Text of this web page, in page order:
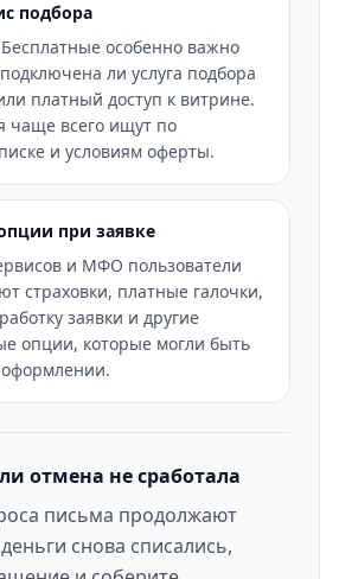
подбора
особенно важно
ли услуга подбора
платный доступ к витрине.
чаще всего ищут по
и условиям оферты.
при заявке
и МФО пользователи
страховки, платные галочки,
заявки и другие
опции, которые могли быть
отмена не сработала
письма продолжают
снова списались,